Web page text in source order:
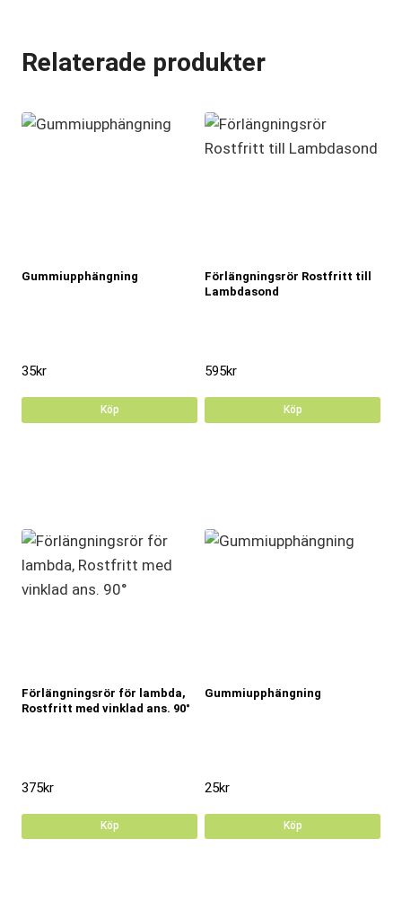
Relaterade produkter
Gummiupphängning
35kr
Köp
Förlängningsrör Rostfritt till
Lambdasond
595kr
Köp
Förlängningsrör för lambda,
Rostfritt med vinklad ans. 90°
375kr
Köp
Gummiupphängning
25kr
Köp